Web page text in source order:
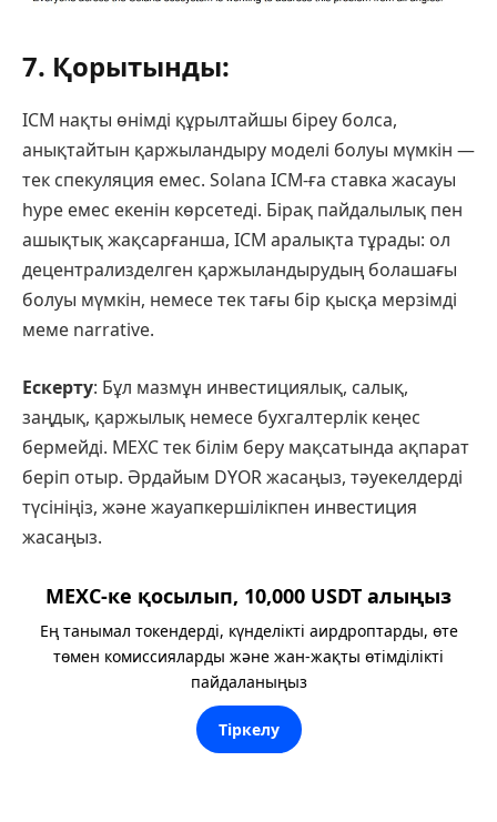
7. Қорытынды:
ICM нақты өнімді құрылтайшы біреу болса,
анықтайтын қаржыландыру моделі болуы мүмкін —
тек спекуляция емес. Solana ICM-ға ставка жасауы
hype емес екенін көрсетеді. Бірақ пайдалылық пен
ашықтық жақсарғанша, ICM аралықта тұрады: ол
децентрализделген қаржыландырудың болашағы
болуы мүмкін, немесе тек тағы бір қысқа мерзімді
меме narrative.
Ескерту: Бұл мазмұн инвестициялық, салық,
заңдық, қаржылық немесе бухгалтерлік кеңес
бермейді. MEXC тек білім беру мақсатында ақпарат
беріп отыр. Әрдайым DYOR жасаңыз, тәуекелдерді
түсініңіз, және жауапкершілікпен инвестиция
жасаңыз.
MEXC-ке қосылып, 10,000 USDT алыңыз
Ең танымал токендерді, күнделікті аирдроптарды, өте
төмен комиссияларды және жан-жақты өтімділікті
пайдаланыңыз
Тіркелу